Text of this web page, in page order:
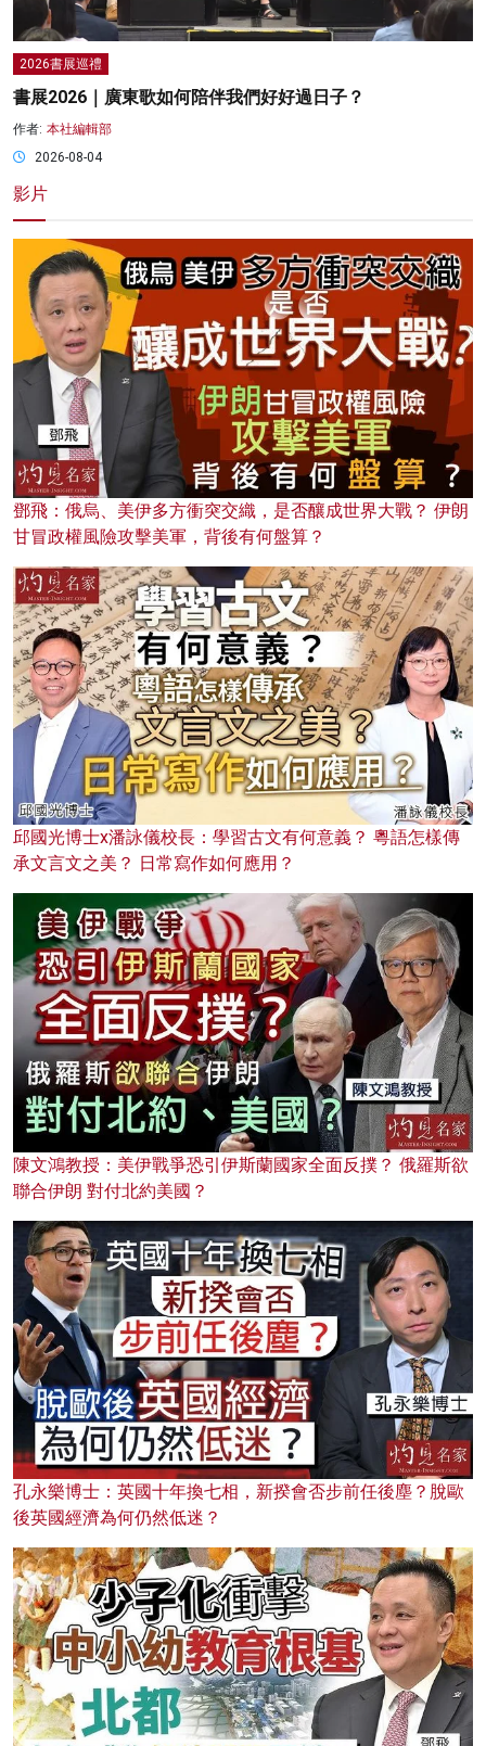
2026書展巡禮
書展2026｜廣東歌如何陪伴我們好好過日子？
作者: 本社編輯部
2026-08-04
影片
鄧飛：俄烏、美伊多方衝突交織，是否釀成世界大戰？ 伊朗
甘冒政權風險攻擊美軍，背後有何盤算？
邱國光博士x潘詠儀校長：學習古文有何意義？ 粵語怎樣傳
承文言文之美？ 日常寫作如何應用？
陳文鴻教授：美伊戰爭恐引伊斯蘭國家全面反撲？ 俄羅斯欲
聯合伊朗 對付北約美國？
孔永樂博士：英國十年換七相，新揆會否步前任後塵？脫歐
後英國經濟為何仍然低迷？